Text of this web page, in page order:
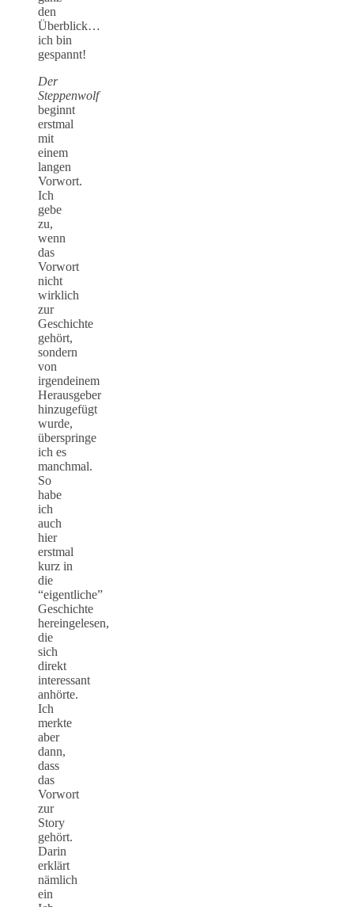
den
Überblick…
ich bin
gespannt!
Der
Steppenwolf
beginnt
erstmal
mit
einem
langen
Vorwort.
Ich
gebe
zu,
wenn
das
Vorwort
nicht
wirklich
zur
Geschichte
gehört,
sondern
von
irgendeinem
Herausgeber
hinzugefügt
wurde,
überspringe
ich es
manchmal.
So
habe
ich
auch
hier
erstmal
kurz in
die
“eigentliche”
Geschichte
hereingelesen,
die
sich
direkt
interessant
anhörte.
Ich
merkte
aber
dann,
dass
das
Vorwort
zur
Story
gehört.
Darin
erklärt
nämlich
ein